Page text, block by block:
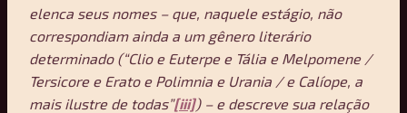
elenca seus nomes – que, naquele estágio, não
correspondiam ainda a um gênero literário
determinado (“Clio e Euterpe e Tália e Melpomene /
Tersicore e Erato e Polimnia e Urania / e Calíope, a
mais ilustre de todas”[iii]) – e descreve sua relação